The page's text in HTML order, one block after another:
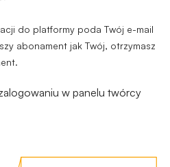
do platformy poda Twój e-mail
abonament jak Twój, otrzymasz
w panelu twórcy